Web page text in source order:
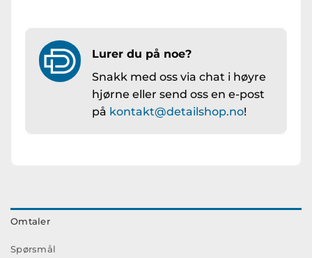
Lurer du på noe?
Snakk med oss via chat i høyre
hjørne eller send oss en e-post
på kontakt@detailshop.no!
Omtaler
Spørsmål